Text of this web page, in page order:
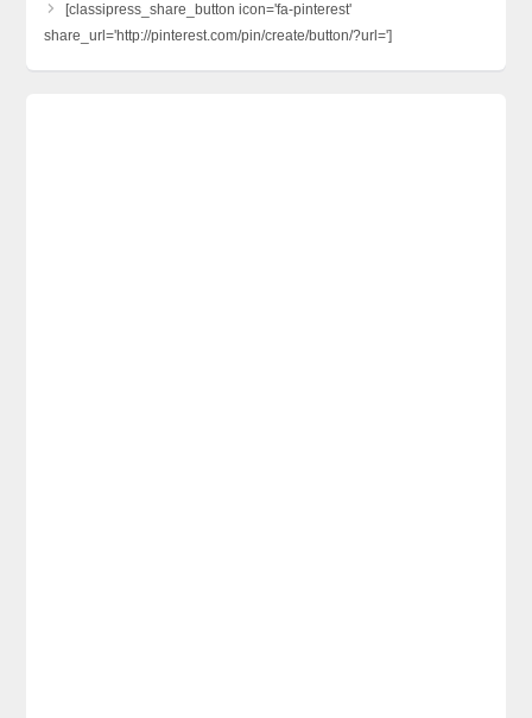
[classipress_share_button icon='fa-pinterest'
share_url='http://pinterest.com/pin/create/button/?url=']